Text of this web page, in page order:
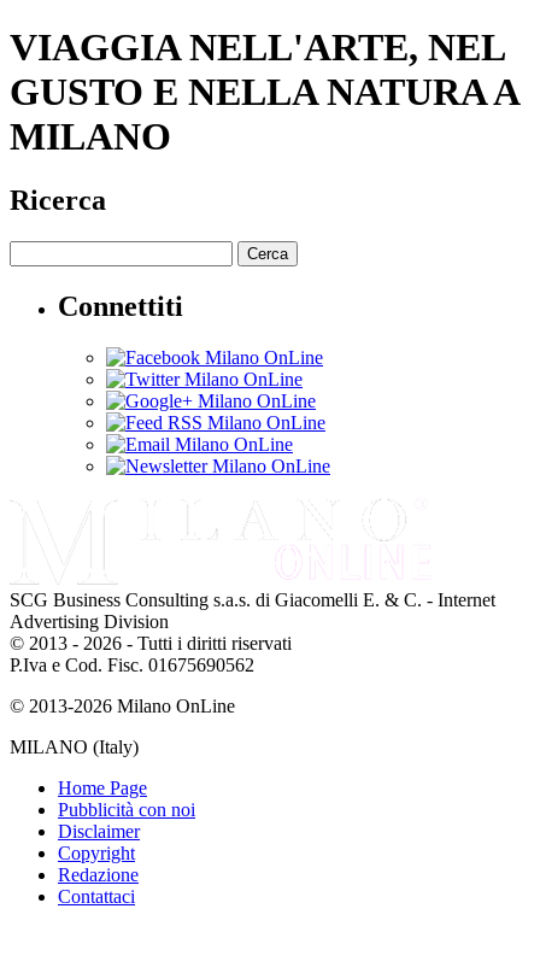
VIAGGIA NELL'ARTE, NEL
GUSTO E NELLA NATURA A
MILANO
Ricerca
Cerca
Connettiti
SCG Business Consulting s.a.s. di Giacomelli E. & C. - Internet
Advertising Division
© 2013 - 2026 - Tutti i diritti riservati
P.Iva e Cod. Fisc. 01675690562
© 2013-2026 Milano OnLine
MILANO (Italy)
Home Page
Pubblicità con noi
Disclaimer
Copyright
Redazione
Contattaci